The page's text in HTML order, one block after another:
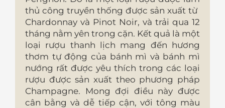
thủ công truyền thống được sản xuất từ ​​
Chardonnay và Pinot Noir, và trải qua 12
tháng nằm yên trong cặn. Kết quả là một
loại rượu thanh lịch mang đến hương
thơm tự động của bánh mì và bánh mì
nướng rất được yêu thích trong các loại
rượu được sản xuất theo phương pháp
Champagne. Mong đợi điều này được
cân bằng và dễ tiếp cận, với tông màu